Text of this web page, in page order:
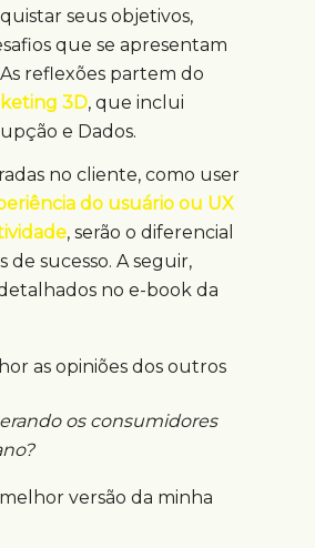
seus objetivos,
que se apresentam
reflexões partem do
3D, que inclui
e Dados.
no cliente, como user
do usuário ou UX
, serão o diferencial
de sucesso. A seguir,
no e-book da
as opiniões dos outros
os consumidores
versão da minha